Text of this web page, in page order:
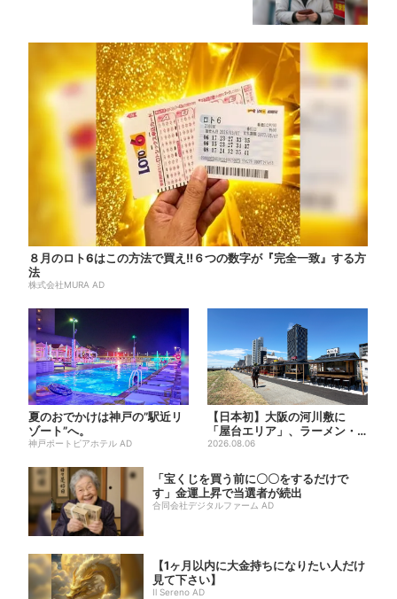
８月のロト6はこの方法で買え!!６つの数字が『完全一致』する方
法
株式会社MURA AD
夏のおでかけは神戸の”駅近リ
ゾート”へ。
神戸ポートピアホテル AD
【日本初】大阪の河川敷に
「屋台エリア」、ラーメン・
焼肉・しゃぶしゃぶ・カフェ
2026.08.06
「宝くじを買う前に〇〇をするだけで
す」金運上昇で当選者が続出
合同会社デジタルファーム AD
【1ヶ月以内に大金持ちになりたい人だけ
見て下さい】
Il Sereno AD